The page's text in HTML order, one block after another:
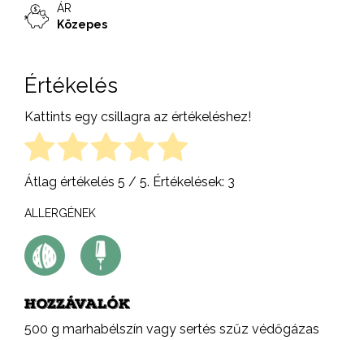
ÁR
Közepes
Értékelés
Kattints egy csillagra az értékeléshez!
Átlag értékelés 5 / 5. Értékelések: 3
ALLERGÉNEK
HOZZÁVALÓK
500 g marhabélszín vagy sertés szűz védőgázas